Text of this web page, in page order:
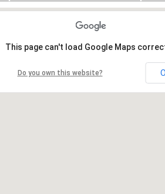
This page can't load Google Maps
Do you own this website?